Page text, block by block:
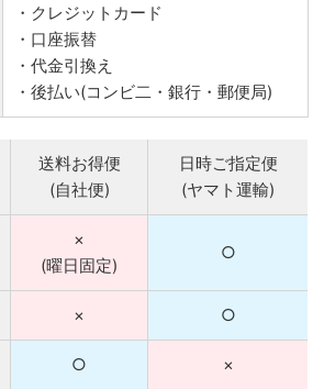
・クレジットカード
・口座振替
・代金引換え
・後払い(コンビ二・銀行・郵便局)
送料お得便
(自社便)
日時ご指定便
(ヤマト運輸)
×
(曜日固定)
○
× ○
○ ×